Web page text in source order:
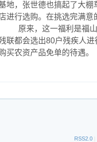
地，张世德也搞起了大
进行选购。在挑选完满
原来，这一福利是福山
联都会选出80户残疾人
买农资产品免单的待遇。
RSS2.0 |